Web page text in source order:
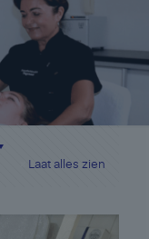
Laat alles zien